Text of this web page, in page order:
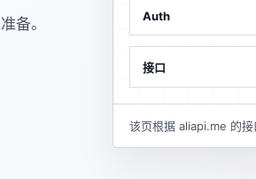
备。 Auth
接口
该页根据 aliapi.me 的接